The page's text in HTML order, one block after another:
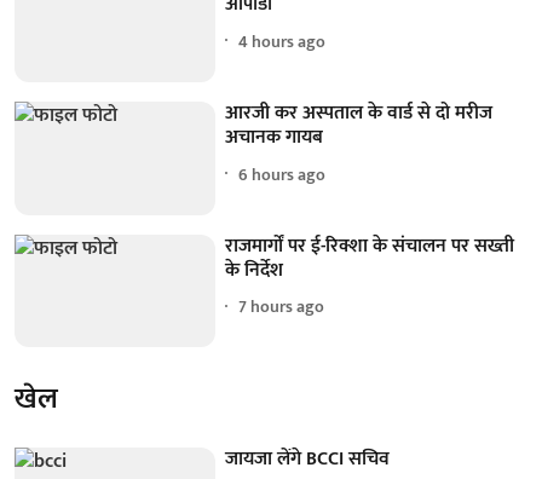
4 hours ago
आरजी कर अस्पताल के वार्ड से दो मरीज
अचानक गायब
6 hours ago
राजमार्गों पर ई-रिक्शा के संचालन पर सख्ती
के निर्देश
7 hours ago
खेल
जायजा लेंगे BCCI सचिव